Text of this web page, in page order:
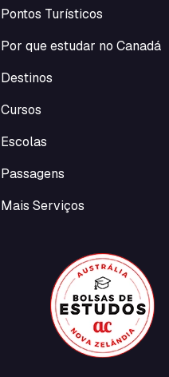
Pontos Turísticos
Por que estudar no Canadá
Destinos
Cursos
Escolas
Passagens
Mais Serviços